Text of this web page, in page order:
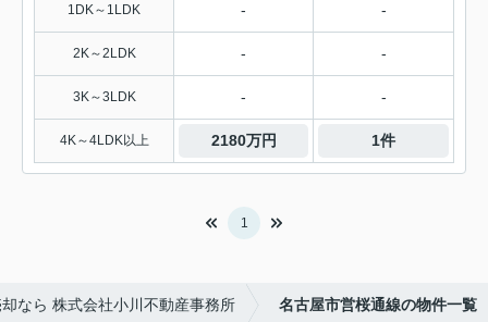
1DK～1LDK - -
2K～2LDK - -
3K～3LDK - -
4K～4LDK以上 2180万円 1件
1
なら 株式会社小川不動産事務所 名古屋市営桜通線の物件一覧